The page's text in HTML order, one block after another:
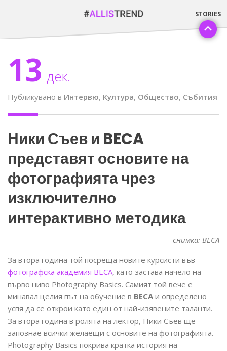
13 дек.
Публикувано в Интервю, Култура, Общество, Събития
Ники Съев и BECA
представят основите на
фотографията чрез
изключително
интерактивно методика
снимка: BECA
За втора година той посреща новите курсисти във
фотографска академия BECA, като застава начело на
първо ниво Photography Basics. Самият той вече е
минавал целия път на обучение в BECA и определено
успя да се открои като един от най-изявените таланти.
За втора година в ролята на лектор, Ники Съев ще
запознае всички желаещи с основите на фотографията.
Photography Basics покрива кратка история на